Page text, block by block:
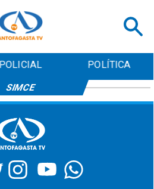
POLICIAL POLÍTICA
SIMCE